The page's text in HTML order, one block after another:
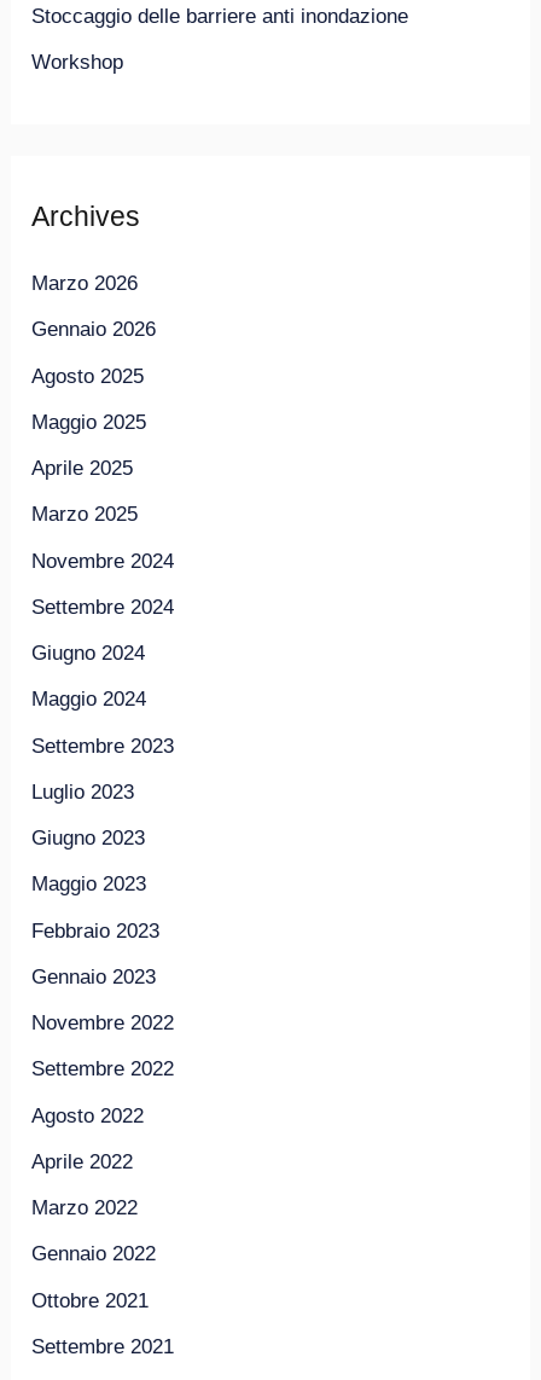
Stoccaggio delle barriere anti inondazione
Workshop
Archives
Marzo 2026
Gennaio 2026
Agosto 2025
Maggio 2025
Aprile 2025
Marzo 2025
Novembre 2024
Settembre 2024
Giugno 2024
Maggio 2024
Settembre 2023
Luglio 2023
Giugno 2023
Maggio 2023
Febbraio 2023
Gennaio 2023
Novembre 2022
Settembre 2022
Agosto 2022
Aprile 2022
Marzo 2022
Gennaio 2022
Ottobre 2021
Settembre 2021